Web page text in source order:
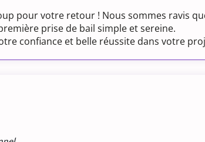
pour votre retour ! Nous sommes ravis
prise de bail simple et sereine.
confiance et belle réussite dans votre